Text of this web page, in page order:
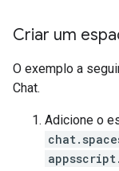
Criar um
O exemplo a
Chat.
Adicione o